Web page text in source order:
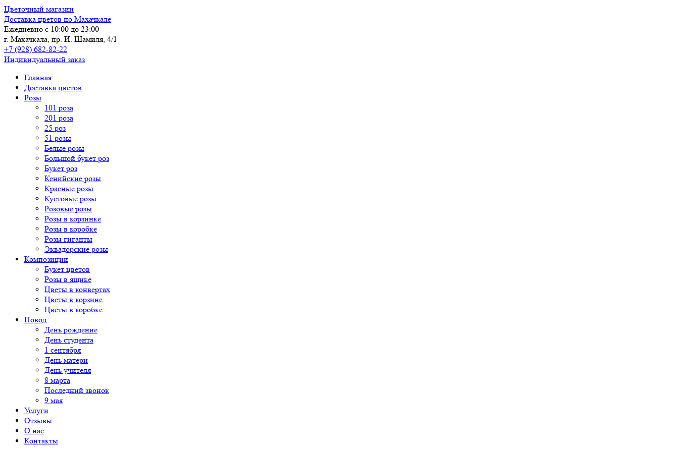
Цветочный магазин
Доставка цветов по Махачкале
Ежедневно с 10:00 до 23:00
г. Махачкала, пр. И. Шамиля, 4/1
+7 (928) 682-82-22
Индивидуальный заказ
Главная
Доставка цветов
Розы
101 роза
201 роза
25 роз
51 розы
Белые розы
Большой букет роз
Букет роз
Кенийские розы
Красные розы
Кустовые розы
Розовые розы
Розы в корзинке
Розы в коробке
Розы гиганты
Эквадорские розы
Композиции
Букет цветов
Розы в ящике
Цветы в конвертах
Цветы в корзине
Цветы в коробке
Повод
День рождение
День студента
1 сентября
День матери
День учителя
8 марта
Последний звонок
9 мая
Услуги
Отзывы
О нас
Контакты